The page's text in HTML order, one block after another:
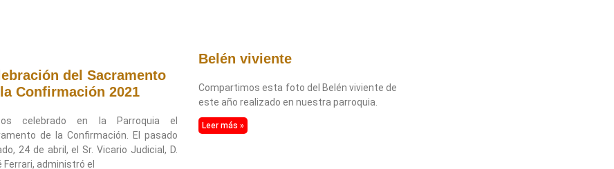
del Sacramento
Confirmación 2021
celebrado en la Parroquia el
de la Confirmación. El pasado
24 de abril, el Sr. Vicario Judicial, D.
Ferrari, administró el
Belén viviente
Compartimos esta foto del Belén viviente de
este año realizado en nuestra parroquia.
Leer más »